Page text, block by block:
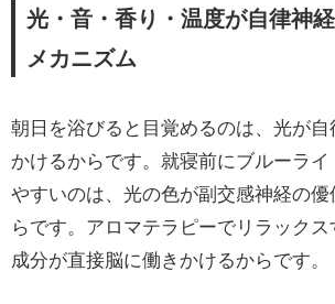
光・音・香り・温度が自律神
メカニズム
朝日を浴びると目覚めるのは、光が
かけるからです。就寝前にブルーライ
やすいのは、光の色が副交感神経の
らです。アロマテラピーでリラック
成分が直接脳に働きかけるからです。